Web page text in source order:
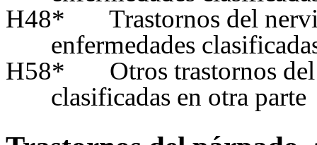
H48*
Trastornos del
enfermedades
H58*
Otros trastornos
clasificadas en otra parte